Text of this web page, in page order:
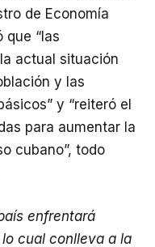
de Economía
que “las
actual situación
y las
y “reiteró el
para aumentar la
cubano”, todo
enfrentará
cual conlleva a la